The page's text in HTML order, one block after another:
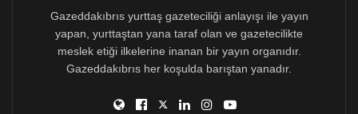
Kıbrıs Cumhuriyeti’ndeki vaka, ölüm ve aktif vaka
sayıları ile kktc’yi kıyaslayan Ersin Tatar’ın propaganda
Gazeddakıbrıs yurttaş gazeteciliği anlayışı ile yayın
yapan, yurttaştan yana taraf olan ve gazetecilikte
meslek etiği ilkelerine inanan bir yayın organıdır.
Gazeddakıbrıs her koşulda barıştan yanadır.